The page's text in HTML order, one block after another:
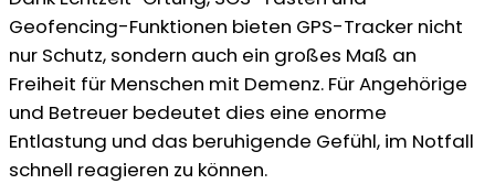
Geofencing-Funktionen bieten GPS-Tracker nicht
nur Schutz, sondern auch ein großes Maß an
Freiheit für Menschen mit Demenz. Für Angehörige
und Betreuer bedeutet dies eine enorme
Entlastung und das beruhigende Gefühl, im Notfall
schnell reagieren zu können.